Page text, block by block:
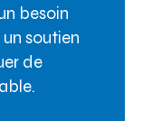
besoin
soutien
de